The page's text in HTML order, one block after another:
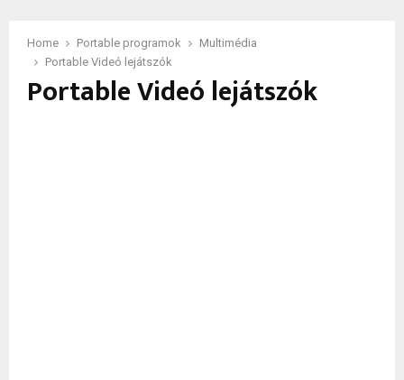
Home Portable programok
Multimédia
Portable Videó lejátszók
Portable Videó lejátszók